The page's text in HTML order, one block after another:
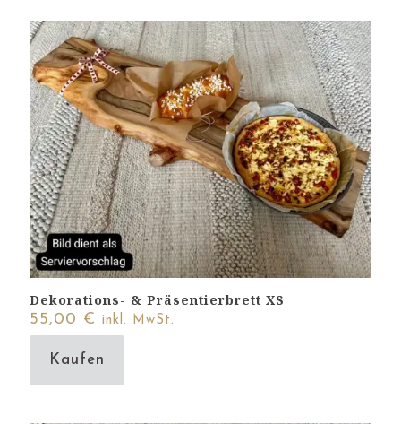
Dekorations- & Präsentierbrett XS
55,00 € inkl. MwSt.
Kaufen